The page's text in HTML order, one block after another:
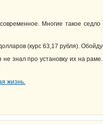
Многие такое седло
(курс 63,17 рубля).
знал про установку их на